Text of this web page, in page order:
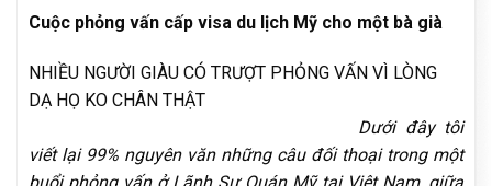
Cuộc phỏng vấn cấp visa du lịch Mỹ cho một bà già
NHIỀU NGƯỜI GIÀU CÓ TRƯỢT PHỎNG VẤN VÌ LÒNG
DẠ HỌ KO CHÂN THẬT
Dưới đây tôi
viết lại 99% nguyên văn những câu đối thoại trong một